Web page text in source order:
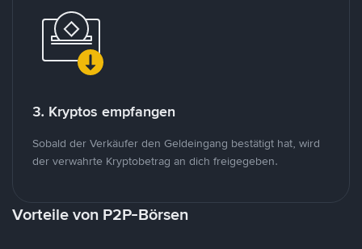
3. Kryptos empfangen
Sobald der Verkäufer den Geldeingang bestätigt hat, wird
der verwahrte Kryptobetrag an dich freigegeben.
Vorteile von P2P-Börsen